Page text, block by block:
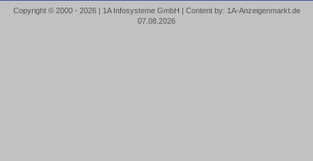
Copyright © 2000 - 2026 | 1A Infosysteme GmbH | Content by: 1A-Anzeigenmarkt.de
07.08.2026